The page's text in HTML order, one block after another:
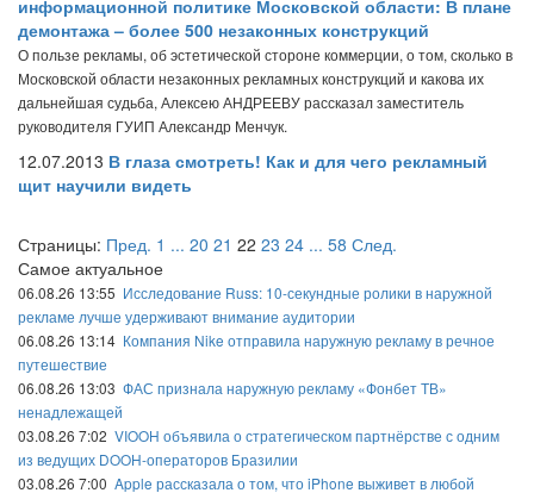
информационной политике Московской области: В плане
демонтажа – более 500 незаконных конструкций
О пользе рекламы, об эстетической стороне коммерции, о том, сколько в
Московской области незаконных рекламных конструкций и какова их
дальнейшая судьба, Алексею АНДРЕЕВУ рассказал заместитель
руководителя ГУИП Александр Менчук.
12.07.2013 В глаза смотреть! Как и для чего рекламный
щит научили видеть
Страницы: Пред. 1 ... 20 21 22 23 24 ... 58 След.
Самое актуальное
06.08.26 13:55 Исследование Russ: 10-секундные ролики в наружной
рекламе лучше удерживают внимание аудитории
06.08.26 13:14 Компания Nike отправила наружную рекламу в речное
путешествие
06.08.26 13:03 ФАС признала наружную рекламу «Фонбет ТВ»
ненадлежащей
03.08.26 7:02 VIOOH объявила о стратегическом партнёрстве с одним
из ведущих DOOH-операторов Бразилии
03.08.26 7:00 Apple рассказала о том, что iPhone выживет в любой